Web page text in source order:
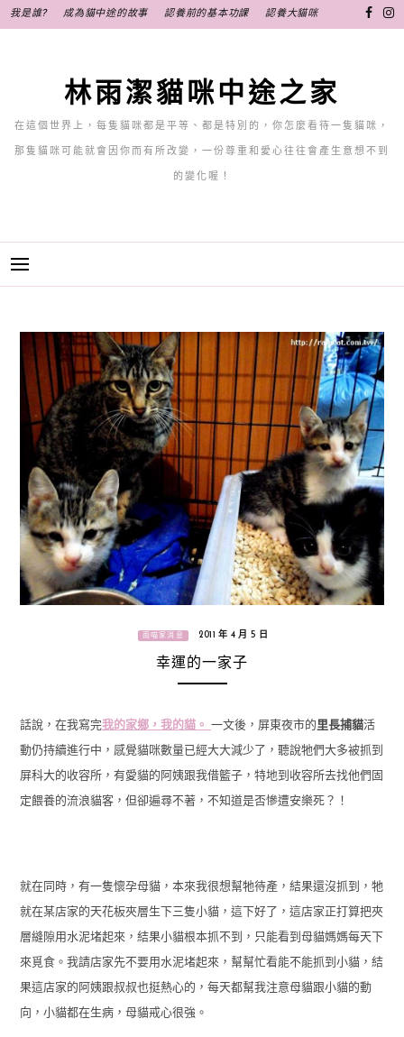
至
我是誰? 成為貓中途的故事 認養前的基本功課 認養大貓咪
林雨潔貓咪中途之家
在這個世界上，每隻貓咪都是平等、都是特別的，你怎麼看待一隻貓咪，
那隻貓咪可能就會因你而有所改變，一份尊重和愛心往往會產生意想不到
的變化喔！
雨喵家消息 2011 年 4 月 5 日
幸運的一家子
話說，在我寫完我的家鄉，我的貓。 一文後，屏東夜市的里長捕貓活
動仍持續進行中，感覺貓咪數量已經大大減少了，聽說牠們大多被抓到
屏科大的收容所，有愛貓的阿姨跟我借籃子，特地到收容所去找他們固
定餵養的流浪貓客，但卻遍尋不著，不知道是否慘遭安樂死？！
就在同時，有一隻懷孕母貓，本來我很想幫牠待產，結果還沒抓到，牠
就在某店家的天花板夾層生下三隻小貓，這下好了，這店家正打算把夾
層縫隙用水泥堵起來，結果小貓根本抓不到，只能看到母貓媽媽每天下
來覓食。我請店家先不要用水泥堵起來，幫幫忙看能不能抓到小貓，結
果這店家的阿姨跟叔叔也挺熱心的，每天都幫我注意母貓跟小貓的動
向，小貓都在生病，母貓戒心很強。